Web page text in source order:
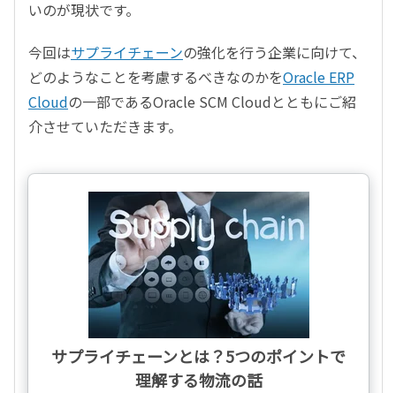
いのが現状です。
今回はサプライチェーンの強化を行う企業に向けて、
どのようなことを考慮するべきなのかをOracle ERP
Cloudの一部であるOracle SCM Cloudとともにご紹
介させていただきます。
サプライチェーンとは？5つのポイントで
理解する物流の話